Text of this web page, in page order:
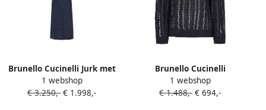
Brunello Cucinelli Jurk met
korte mouwen Blauw
1 webshop
€ 3.250,- € 1.998,-
Brunello Cucinelli
Opengewerkte trui met
lange mouwen Blauw
1 webshop
€ 1.488,- € 694,-